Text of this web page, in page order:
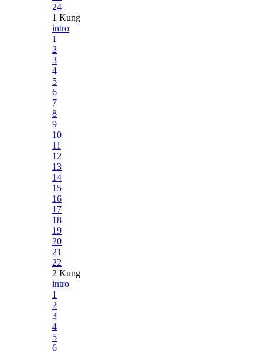
24
1 Kung
intro
1
2
3
4
5
6
7
8
9
10
11
12
13
14
15
16
17
18
19
20
21
22
2 Kung
intro
1
2
3
4
5
6